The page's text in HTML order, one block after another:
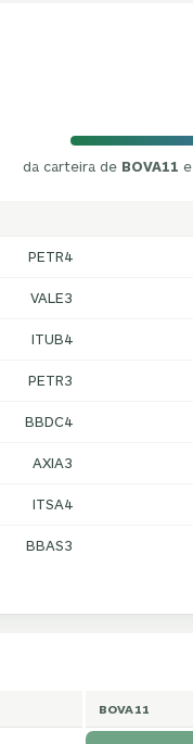
da carteira de BOVA11 e
PETR4
VALE3
ITUB4
PETR3
BBDC4
AXIA3
ITSA4
BBAS3
BOVA11